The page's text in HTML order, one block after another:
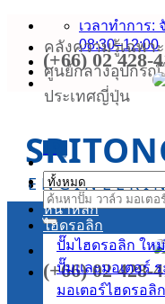
ข้าม
เนื้อหา
เวลาทำการ:
08:30–12:00
ศูนย์กลางอุปกรณ์
ประเทศญี่ปุ่น
คลังความรู้เฉพา
(+66) 02 428-
ค้นหา:
(+66) 02 428-
หน้าหลัก
ไฮดรอลิก
ปั๊มไฮดรอลิก
ปั๊มและมอเตอร์
มอเตอร์ไฮดรอลิก